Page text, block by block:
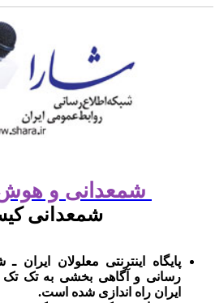
شمعدانی و
شمعدانی
پایگاه اینترنتی معلولان ایران
رسانی و آگاهی بخشی به تک تک
ایران راه اندازی شده است.